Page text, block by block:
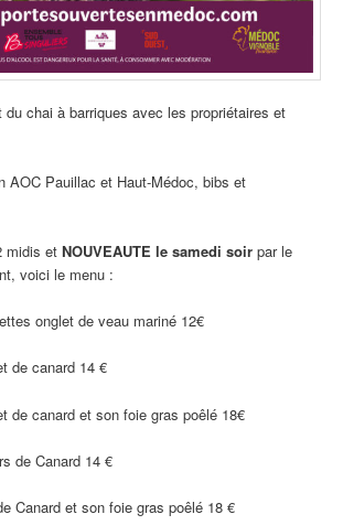
chai à barriques avec les propriétaires et
AOC Pauillac et Haut-Médoc, bibs et
midis etNOUVEAUTE le samedi soir par le
voici le menu :
onglet de veau mariné 12€
de canard 14 €
de canard et son foie gras poêlé 18€
de Canard 14 €
Canard et son foie gras poêlé 18 €